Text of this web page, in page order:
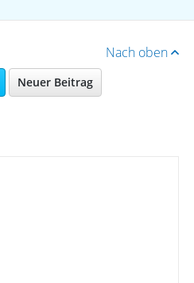
Nach oben
Neuer Beitrag